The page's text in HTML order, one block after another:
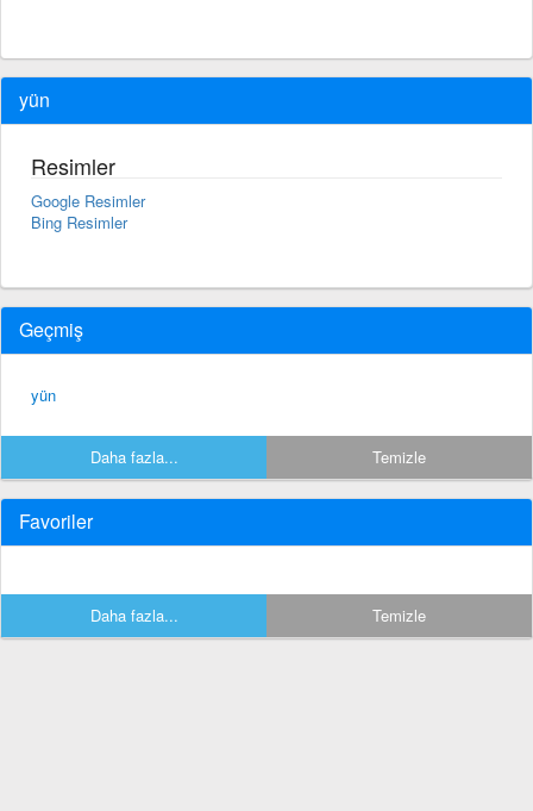
yün
Resimler
Google Resimler
Bing Resimler
Geçmiş
yün
Daha fazla... Temizle
Favoriler
Daha fazla... Temizle